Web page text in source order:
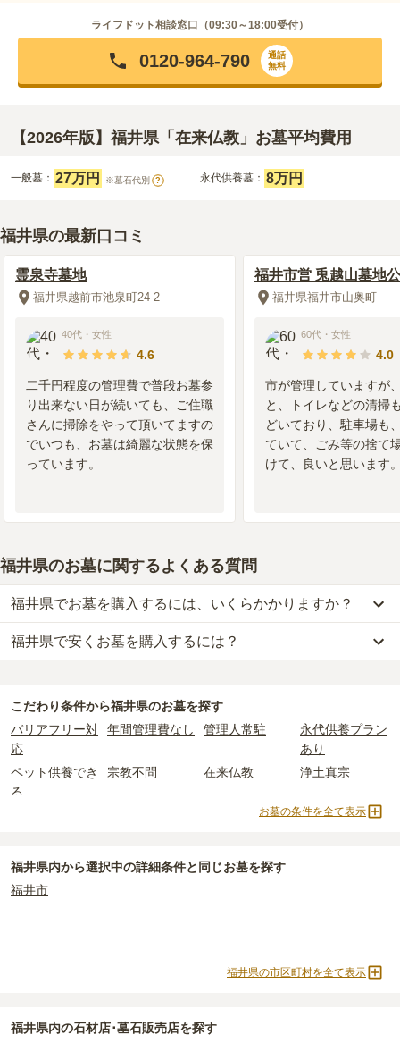
ライフドット相談窓口（09:30～18:00受付）
0120-964-790
通話
無料
【2026年版】福井県「在来仏教」お墓平均費用
一般墓： 27万円 ※墓石代別 ? 永代供養墓： 8万円
福井県の最新口コミ
霊泉寺墓地
福井県越前市池泉町24-2
40代 ・ 女性
4.6
二千円程度の管理費で普段お墓参
り出来ない日が続いても、ご住職
さんに掃除をやって頂いてますの
でいつも、お墓は綺麗な状態を保
っています。
福井市営 兎越山墓地
福井県福井市山奥町
60代 ・ 女性
4.0
市が管理していますが
と、トイレなどの清掃
どいており、駐車場も
ていて、ごみ等の捨て
けて、良いと思います
福井県のお墓に関するよくある質問
福井県でお墓を購入するには、いくらかかりますか？
福井県での購入費用の目安は、一般墓が約184万円、樹木葬が約61
万円、納骨堂が約40万円、永代供養墓が約31万円です。
2つが主な費用となります。
の一般墓の永代使用料の平均は33万円 で、墓石代は 福井県の
平均
です。いずれも区画の広さや墓石の大きさ・素材に
樹木葬・納骨堂・永代供養墓は、基本的に墓石代がかからず、永代
・ 開眼法要の費用 ：お墓を新しく建てた際に行う儀式のための費
・納骨式の費用
現地見学では、担当者に「提示金額以外にかかる費用はないか」を
福井県で安くお墓を購入するには？
養墓で、 8万円 からお求めいただけます。
する「合祀墓（ごうしぼ）」と呼ばれるタイプです。個別のお墓に
比べて省スペースで管理の手間がかからないため、費用が安く設定
されています。
価格の目安は、1名あたり5万円〜30万円程度です。
お墓を探すのがおすすめです。
こだわり条件から福井県のお墓を探す
バリアフリー対
応
年間管理費なし 管理人常駐
永代供養プラン
あり
ペット供養でき
る
宗教不問 在来仏教 浄土真宗
永代供養墓
公営霊園
3人用区画あり
お墓の条件を全て表示
福井県内から選択中の詳細条件と同じお墓を探す
福井市
福井県の市区町村を全て表示
福井県内の石材店･墓石販売店を探す